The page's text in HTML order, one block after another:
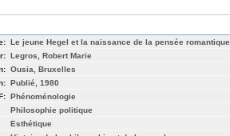
Le jeune Hegel et la naissance de la pensée romantique
Legros, Robert Marie
Ousia, Bruxelles
Publié, 1980
Phénoménologie
Philosophie politique
Esthétique